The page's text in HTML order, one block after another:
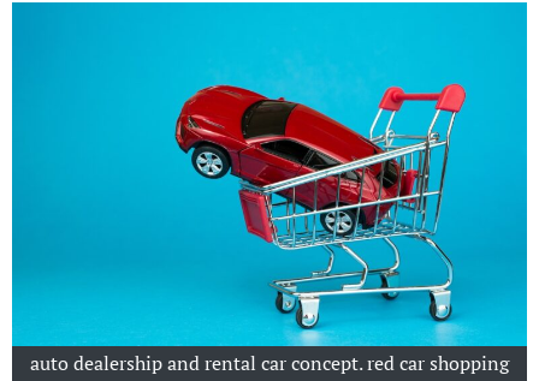
auto dealership and rental car concept. red car shopping